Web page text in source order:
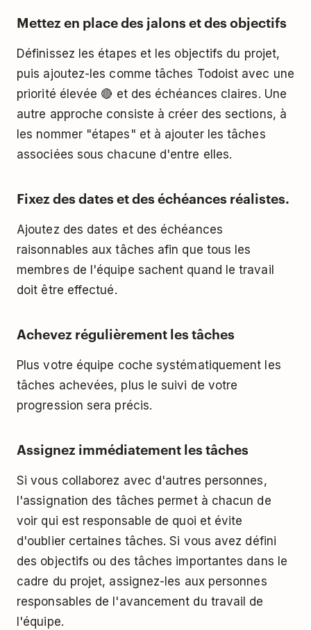
Mettez en place des jalons et des objectifs
Définissez les étapes et les objectifs du projet,
puis ajoutez-les comme tâches Todoist avec une
priorité élevée 🔴 et des échéances claires. Une
autre approche consiste à créer des sections, à
les nommer "étapes" et à ajouter les tâches
associées sous chacune d'entre elles.
Fixez des dates et des échéances réalistes.
Ajoutez des dates et des échéances
raisonnables aux tâches afin que tous les
membres de l'équipe sachent quand le travail
doit être effectué.
Achevez régulièrement les tâches
Plus votre équipe coche systématiquement les
tâches achevées, plus le suivi de votre
progression sera précis.
Assignez immédiatement les tâches
Si vous collaborez avec d'autres personnes,
l'assignation des tâches permet à chacun de
voir qui est responsable de quoi et évite
d'oublier certaines tâches. Si vous avez défini
des objectifs ou des tâches importantes dans le
cadre du projet, assignez-les aux personnes
responsables de l'avancement du travail de
l'équipe.